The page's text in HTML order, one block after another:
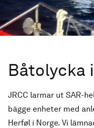
Båtolycka
JRCC larmar ut SAR-
bägge enheter med
Herføl i Norge. Vi